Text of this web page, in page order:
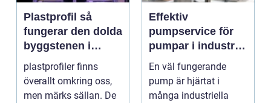
Plastprofil så
fungerar den dolda
byggstenen i
modern industri
plastprofiler finns
överallt omkring oss,
men märks sällan. De
Effektiv
pumpservice för
pumpar i industrin
– så undviker du
dyra driftstopp
En väl fungerande
pump är hjärtat i
många industriella